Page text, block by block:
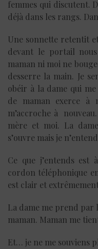
femmes qui discutent.
déjà dans les rangs.
Une sonnette retentit
devant le portail
maman ni moi ne
desserre la main. Je
obéir à la dame qui
de maman exerce à
m’accroche à
mère et moi. La
s’ouvre mais je
Ce que j’entends est
cordon téléphonique
est clair et
La dame me prend par
maman. Maman me
Et… je ne me souviens